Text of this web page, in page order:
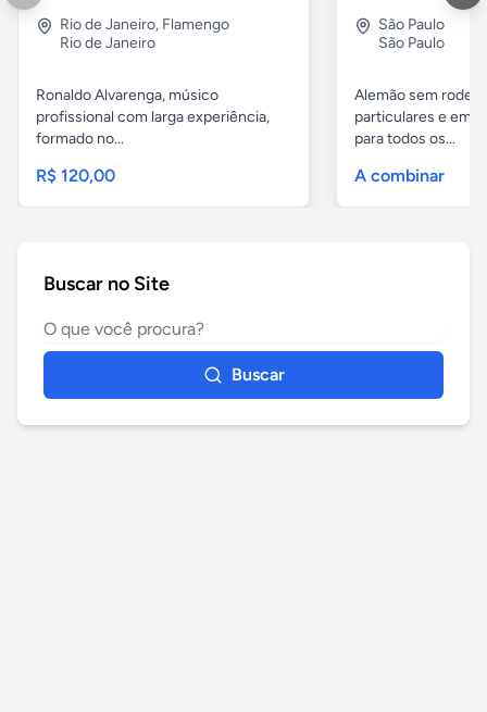
Rio de Janeiro, Flamengo
Rio de Janeiro
Ronaldo Alvarenga, músico
profissional com larga experiência,
formado no...
R$ 120,00
São Paulo
São Paulo
Alemão sem
particulares e em
para todos os...
A combinar
Buscar no Site
Buscar